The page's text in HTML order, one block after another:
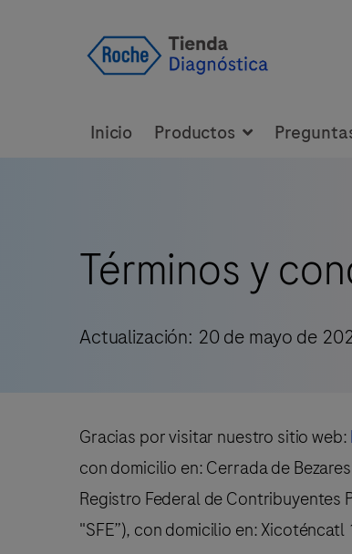
Inicio Productos
Términos y
Actualización: 20 de mayo de
Gracias por visitar nuestro sitio web:
con domicilio en: Cerrada de
Registro Federal de Contribuyentes
"SFE”), con domicilio en: